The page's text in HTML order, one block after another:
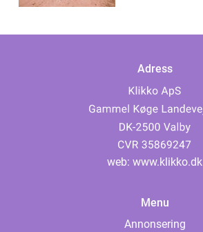
Adress
web: www.klikko.dk
Menu
Annonsering